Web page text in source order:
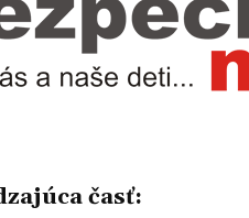
časť: